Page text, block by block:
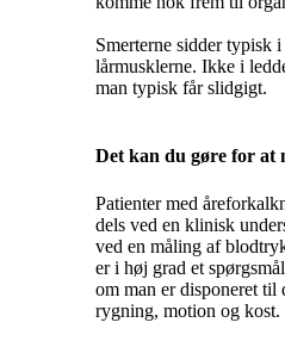
Smerterne sidder
lårmusklerne. Ikke i
man typisk får slidgigt.
Det kan du gøre for at
Patienter med
dels ved en klinisk
ved en måling af
er i høj grad et
om man er disponeret til
rygning, motion og kost.